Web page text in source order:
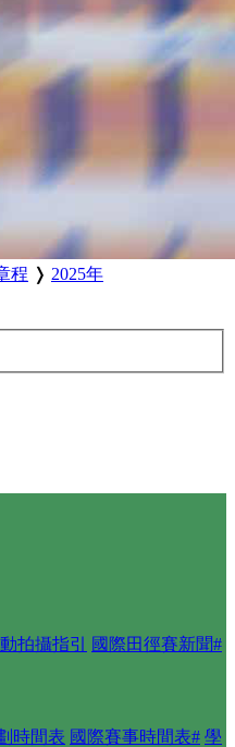
程 ❭ 2025年
拍攝指引 國際田徑賽新聞#
時間表 國際賽事時間表# 學